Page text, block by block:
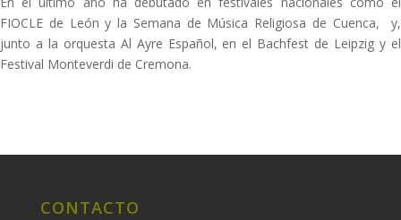
FIOCLE de León y la Semana de Música Religiosa de Cuenca, y,
junto a la orquesta Al Ayre Español, en el Bachfest de Leipzig y el
Festival Monteverdi de Cremona.
CONTACTO